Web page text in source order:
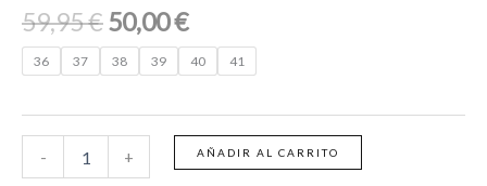
59,95€50,00€
36 37 38 39 40 41
- + AÑADIR AL CARRITO